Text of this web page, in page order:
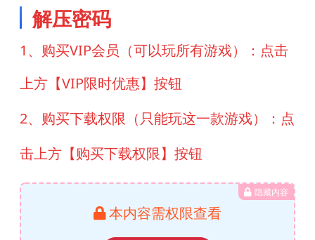
解压密码
1、购买VIP会员（可以玩所有游戏）：点击
上方【VIP限时优惠】按钮
2、购买下载权限（只能玩这一款游戏）：点
击上方【购买下载权限】按钮
隐藏内容
本内容需权限查看